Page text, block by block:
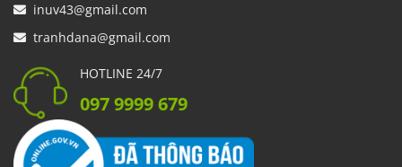
inuv43@gmail.com
tranhdana@gmail.com
HOTLINE 24/7
097 9999 679